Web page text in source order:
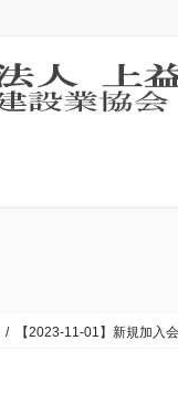
【2023-11-01】新規加